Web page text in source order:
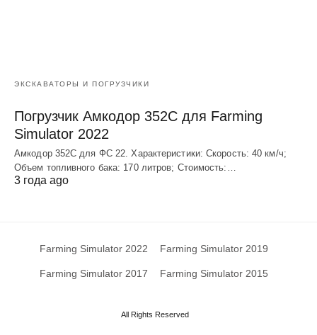
ЭКСКАВАТОРЫ И ПОГРУЗЧИКИ
Погрузчик Амкодор 352С для Farming
Simulator 2022
Амкодор 352С для ФС 22. Характеристики: Скорость: 40 км/ч;
Объем топливного бака: 170 литров; Стоимость:…
3 года ago
Farming Simulator 2022 Farming Simulator 2019
Farming Simulator 2017 Farming Simulator 2015
All Rights Reserved